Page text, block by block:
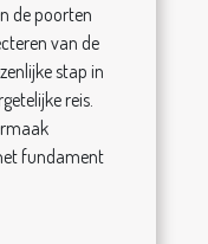
de poorten
van de
stap in
reis.
fundament